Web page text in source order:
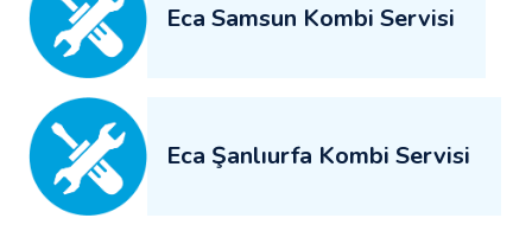
Eca Samsun Kombi Servisi
Eca Şanlıurfa Kombi Servisi